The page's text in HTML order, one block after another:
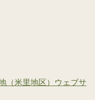
（米里地区）ウェブサ